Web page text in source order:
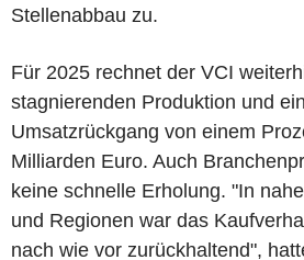
Stellenabbau zu.
Für 2025 rechnet der VCI
stagnierenden Produktion und
Umsatzrückgang von einem
Milliarden Euro. Auch
keine schnelle Erholung. "In
und Regionen war das
nach wie vor zurückhaltend",